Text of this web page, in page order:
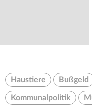
Haustiere Bußgeld
Kommunalpolitik